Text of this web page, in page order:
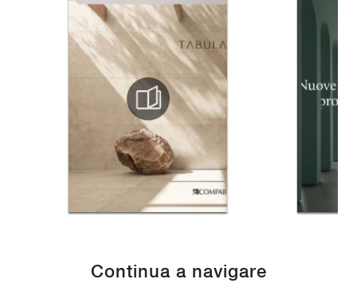
Continua a navigare